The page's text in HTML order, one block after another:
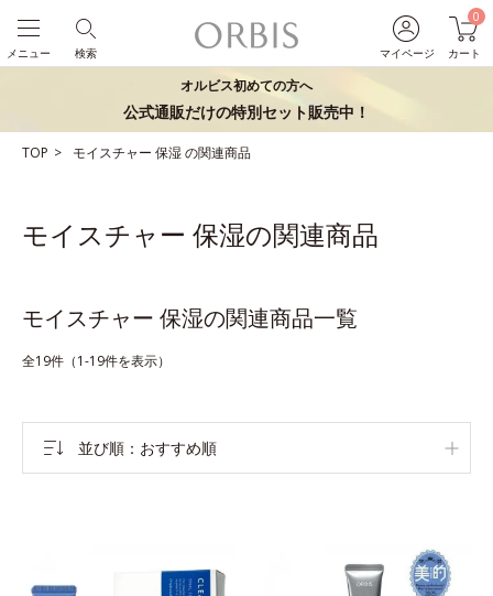
マイページ
0
カート
検索
メニュー
オルビス初めての方へ
公式通販だけの特別セット販売中！
TOP モイスチャー 保湿の関連商品
モイスチャー 保湿の関連商品
モイスチャー 保湿の関連商品一覧
全19件（1-19件を表示）
並び順 おすすめ順